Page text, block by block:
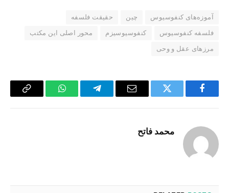
آموزه‌های کنفوسیوس چین
حقیقت فلسفه
فلسفه کنفوسیوس
کنفوسیوسیزم
محور اصلی این مکتب
مرزهای عقل و وحی
Facebook
Twitter
Email
Telegram
WhatsApp
Copy
محمد فاتح